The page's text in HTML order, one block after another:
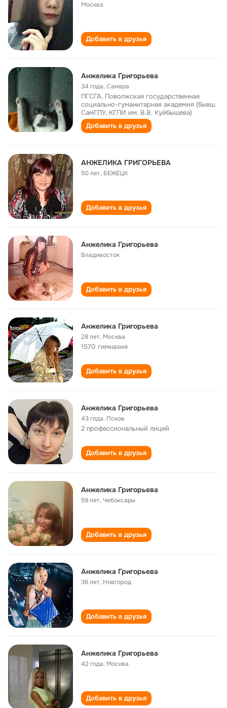
Москва
Добавить в друзья
Анжелика Григорьева
34 года,Самара
ПГСГА, Поволжская государственная
социально-гуманитарная академия (бывш.
СамГПУ, КГПИ им. В.В. Куйбышева)
Добавить в друзья
АНЖЕЛИКА ГРИГОРЬЕВА
50 лет, БЕЖЕЦК
Добавить в друзья
Анжелика Григорьева
Владивосток
Добавить в друзья
Анжелика Григорьева
28 лет, Москва
1570 гимназия
Добавить в друзья
Анжелика Григорьева
43 года, Псков
2 профессиональный лицей
Добавить в друзья
Анжелика Григорьева
59 лет,Чебоксары
Добавить в друзья
Анжелика Григорьева
36 лет, Новгород
Добавить в друзья
Анжелика Григорьева
42 года, Москва
Добавить в друзья